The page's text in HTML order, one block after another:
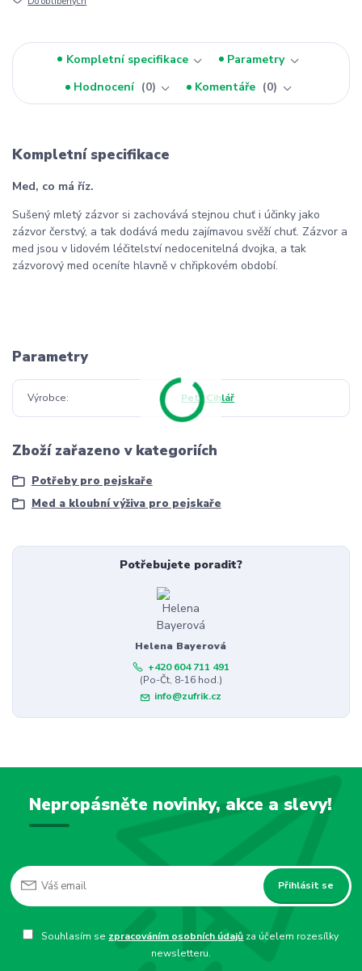
Kompletní specifikace
Parametry
Hodnocení
0 Komentáře 0
Kompletní specifikace
Med, co má říz.
Sušený mletý zázvor si zachovává stejnou chuť i účinky jako
zázvor čerstvý, a tak dodává medu zajímavou svěží chuť. Zázvor a
med jsou v lidovém léčitelství nedocenitelná dvojka, a tak
zázvorový med oceníte hlavně v chřipkovém období.
Parametry
Výrobce Petr Cihlář
Zboží zařazeno v kategoriích
Potřeby pro pejskaře
Med a kloubní výživa pro pejskaře
Potřebujete poradit?
Helena Bayerová
+420 604 711 491
(Po-Čt, 8-16 hod.)
info@zufrik.cz
Nepropásněte novinky, akce a slevy!
Přihlásit se
Souhlasím se zpracováním osobních údajů za účelem rozesílky
newsletteru.